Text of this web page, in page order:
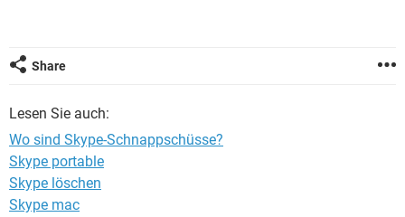
Share
Lesen Sie auch:
Wo sind Skype-Schnappschüsse?
Skype portable
Skype löschen
Skype mac